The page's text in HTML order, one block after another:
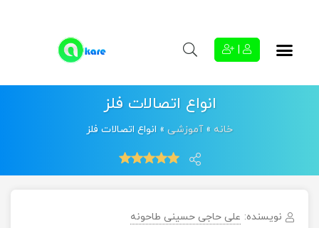
انواع اتصالات فلز
خانه »آموزشی » انواع اتصالات فلز
نویسنده: علی حاجی حسینی طاحونه